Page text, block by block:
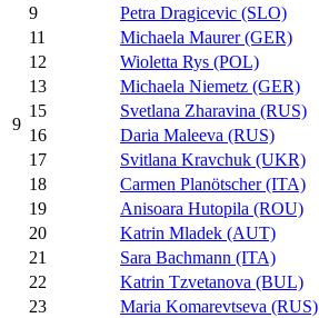
9
9
Petra Dragicevic (SLO)
11
Michaela Maurer (GER)
12
Wioletta Rys (POL)
13
Michaela Niemetz (GER)
15
Svetlana Zharavina (RUS)
16
Daria Maleeva (RUS)
17
Svitlana Kravchuk (UKR)
18
Carmen Planötscher (ITA)
19
Anisoara Hutopila (ROU)
20
Katrin Mladek (AUT)
21
Sara Bachmann (ITA)
22
Katrin Tzvetanova (BUL)
23
Maria Komarevtseva (RUS)